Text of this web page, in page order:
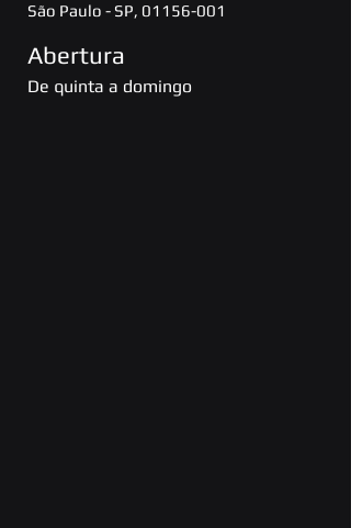
São Paulo - SP, 01156-001
Abertura
De quinta a domingo